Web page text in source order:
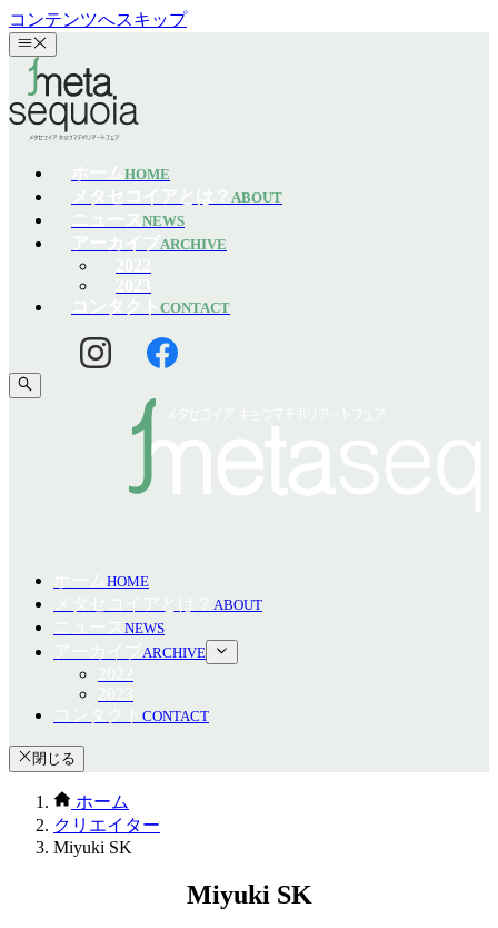
コンテンツへスキップ
HOME
ABOUT
NEWS
ARCHIVE
CONTACT
HOME
ABOUT
NEWS
ARCHIVE
CONTACT
閉じる
ホーム
クリエイター
Miyuki SK
Miyuki SK